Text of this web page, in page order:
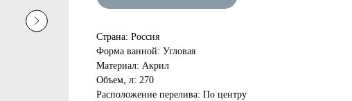
Страна: Россия
Форма ванной: Угловая
Материал: Акрил
Объем, л: 270
Расположение перелива: По центру